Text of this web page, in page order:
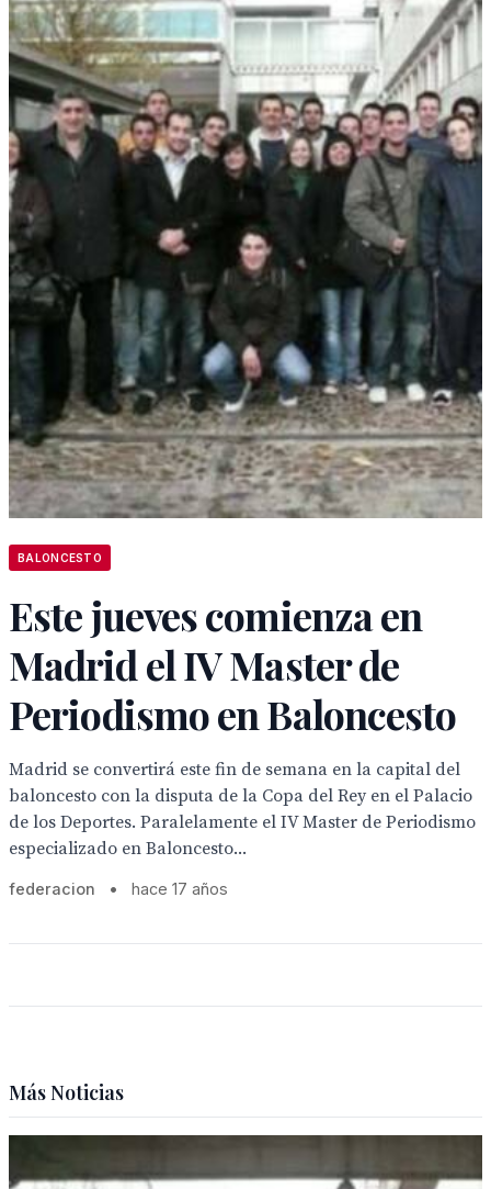
BALONCESTO
Este jueves comienza en
Madrid el IV Master de
Periodismo en Baloncesto
Madrid se convertirá este fin de semana en la capital del
baloncesto con la disputa de la Copa del Rey en el Palacio
de los Deportes. Paralelamente el IV Master de Periodismo
especializado en Baloncesto...
federacion • hace 17 años
Más Noticias